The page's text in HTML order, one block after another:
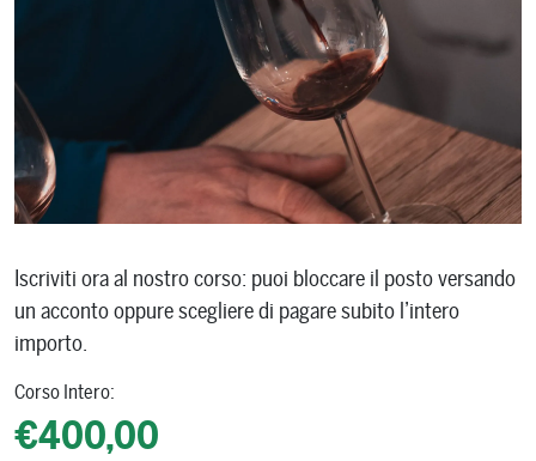
Iscriviti ora al nostro corso: puoi bloccare il posto versando
un acconto oppure scegliere di pagare subito l’intero
importo.
Corso Intero:
€400,00